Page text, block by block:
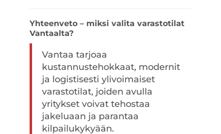
Yhteenveto – miksi valita varastotilat
Vantaalta?
Vantaa tarjoaa
kustannustehokkaat, modernit
ja logistisesti ylivoimaiset
varastotilat, joiden avulla
yritykset voivat tehostaa
jakeluaan ja parantaa
kilpailukykyään.